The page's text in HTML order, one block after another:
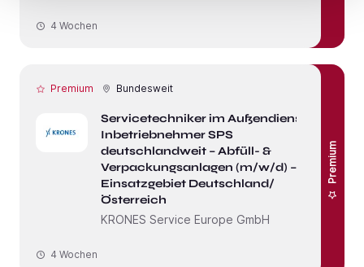
4 Wochen
Premium Bundesweit
Servicetechniker im Außendienst /
Inbetriebnehmer SPS
deutschlandweit – Abfüll- &
Verpackungsanlagen (m/w/d) –
Einsatzgebiet Deutschland/
Österreich
KRONES Service Europe GmbH
Premium
4 Wochen